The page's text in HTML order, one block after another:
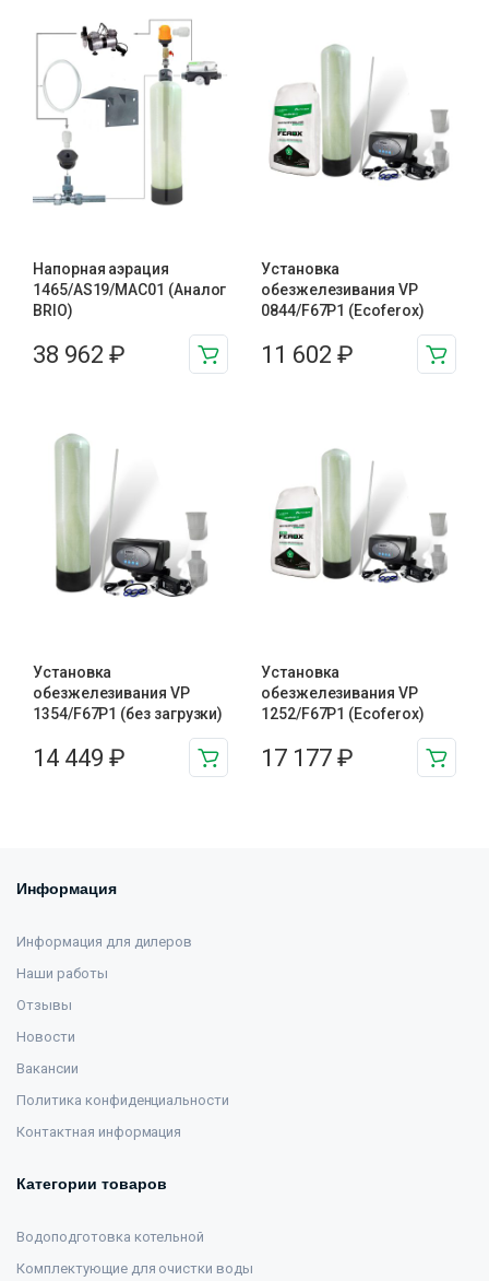
Напорная аэрация
1465/AS19/MAC01 (Аналог
BRIO)
38 962 ₽
Установка
обезжелезивания VP
0844/F67P1 (Ecoferox)
11 602 ₽
Установка
обезжелезивания VP
1354/F67P1 (без загрузки)
14 449 ₽
Установка
обезжелезивания VP
1252/F67P1 (Ecoferox)
17 177 ₽
Информация
Информация для дилеров
Наши работы
Отзывы
Новости
Вакансии
Политика конфиденциальности
Контактная информация
Категории товаров
Водоподготовка котельной
Комплектующие для очистки воды